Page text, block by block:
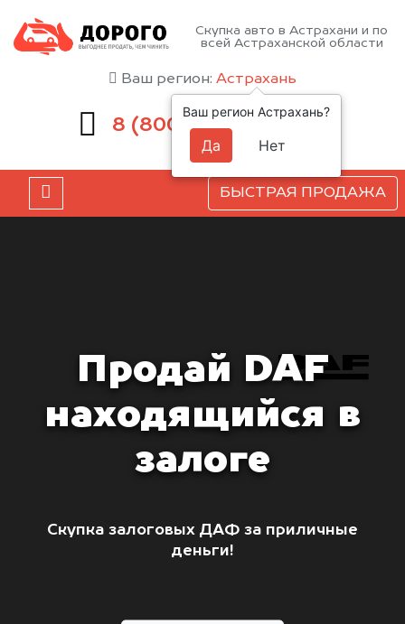
Скупка авто в Астрахани и по
всей Астраханской области
Ваш регион: Астрахань
8 (800)551-81-15
БЫСТРАЯ ПРОДАЖА
Продай DAF
находящийся в
залоге
Скупка залоговых ДАФ за приличные
деньги!
Ваш регион Астрахань?
Да Нет